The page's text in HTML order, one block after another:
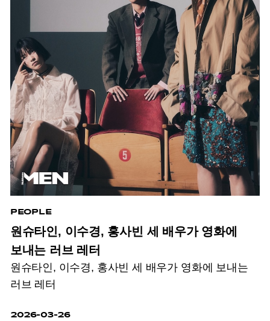
PEOPLE
원슈타인, 이수경, 홍사빈 세 배우가 영화에
보내는 러브 레터
원슈타인, 이수경, 홍사빈 세 배우가 영화에 보내는
러브 레터
2026-03-26